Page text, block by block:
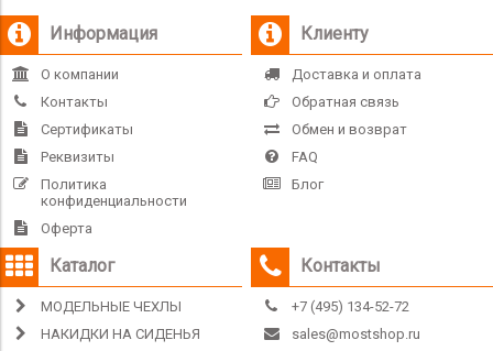
Информация
О компании
Контакты
Сертификаты
Реквизиты
Политика
конфиденциальности
Оферта
Клиенту
Доставка и оплата
Обратная связь
Обмен и возврат
FAQ
Блог
Каталог
МОДЕЛЬНЫЕ ЧЕХЛЫ
НАКИДКИ НА СИДЕНЬЯ
Контакты
+7 (495) 134-52-72
sales@mostshop.ru